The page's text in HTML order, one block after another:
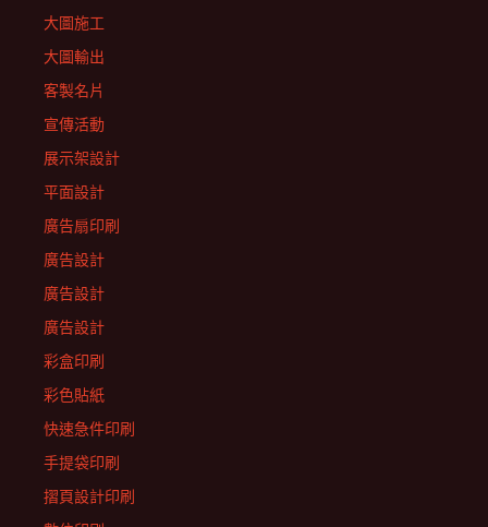
大圖施工
大圖輸出
客製名片
宣傳活動
展示架設計
平面設計
廣告扇印刷
廣告設計
廣告設計
廣告設計
彩盒印刷
彩色貼紙
快速急件印刷
手提袋印刷
摺頁設計印刷